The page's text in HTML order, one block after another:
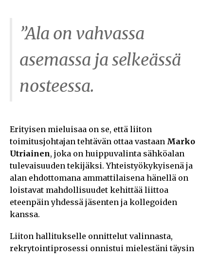
”Ala on vahvassa
asemassa ja selkeässä
nosteessa.
Erityisen mieluisaa on se, että liiton
toimitusjohtajan tehtävän ottaa vastaan Marko
Utriainen, joka on huippuvalinta sähköalan
tulevaisuuden tekijäksi. Yhteistyökykyisenä ja
alan ehdottomana ammattilaisena hänellä on
loistavat mahdollisuudet kehittää liittoa
eteenpäin yhdessä jäsenten ja kollegoiden
kanssa.
Liiton hallitukselle onnittelut valinnasta,
rekrytointiprosessi onnistui mielestäni täysin